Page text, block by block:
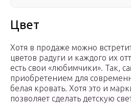
Цвет
Хотя в продаже можно
цветов радуги и каждого их
есть свои «любимчики». Так,
приобретением для
белая кровать. Хотя это и
позволяет сделать детскую